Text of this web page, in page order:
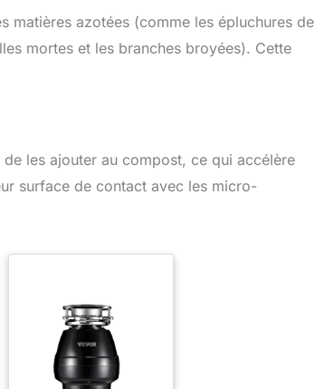
matières azotées (comme les épluchures de
mortes et les branches broyées). Cette
les ajouter au compost, ce qui accélère
surface de contact avec les micro-